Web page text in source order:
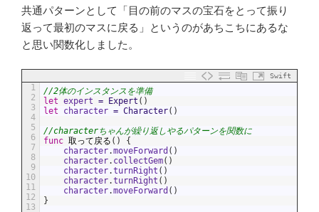
共通パターンとして「目の前のマスの宝石をとって振り
返って最初のマスに戻る」というのがあちこちにあるな
と思い関数化しました。
Swift
1
2
3
4
5
6
7
8
9
10
11
12
13
//2体のインスタンスを準備
let expert = Expert ( )
let
character = Character( )
//characterちゃんが繰り返しやるパターンを関数に
func 取って戻る ( )
{
character.moveForward ( )
character. collectGem( )
character.turnRight ( )
character.turnRight ( )
character.moveForward ( )
}